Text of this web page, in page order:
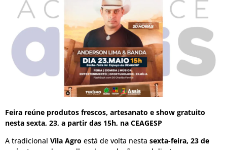
Feira reúne produtos frescos, artesanato e show gratuito
nesta sexta, 23, a partir das 15h, na CEAGESP
A tradicional Vila Agro está de volta nesta sexta-feira, 23 de